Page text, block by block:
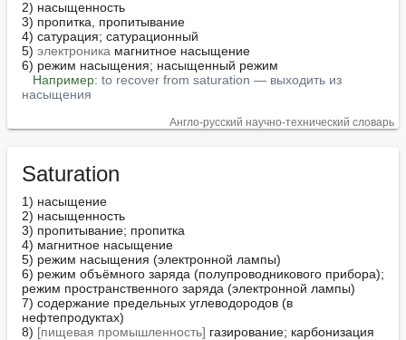
2) насыщенность
3) пропитка, пропитывание
4) сатурация; сатурационный
5) электроника магнитное насыщение
6) режим насыщения; насыщенный режим
Например: to recover from saturation — выходить из
насыщения
Англо-русский научно-технический словарь
Saturation
1) насыщение
2) насыщенность
3) пропитывание; пропитка
4) магнитное насыщение
5) режим насыщения (электронной лампы)
6) режим объёмного заряда (полупроводникового прибора);
режим пространственного заряда (электронной лампы)
7) содержание предельных углеводородов (в
нефтепродуктах)
8) [пищевая промышленность] газирование; карбонизация